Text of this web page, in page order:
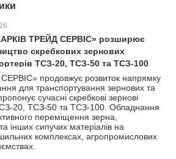
ТРЕЙД СЕРВІС» розширює
скребкових зернових
ТСЗ-20, ТСЗ-50 та ТСЗ-100
продовжує розвиток напрямку
для транспортування зернових та
сучасні скребкові зернові
20, ТСЗ-50 та ТСЗ-100. Обладнання
переміщення зерна,
інших сипучих матеріалів на
комплексах, агропромислових